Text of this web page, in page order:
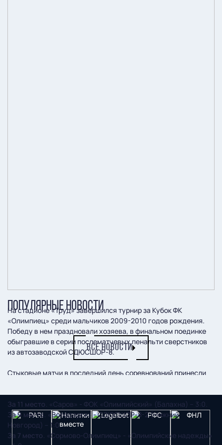
На стадионе «Труд» завершился турнир за Кубок ФК
«Олимпиец» среди мальчиков 2009-2010 годов рождения.
Победу в нем праздновали хозяева, в финальном поединке
обыгравшие в серии послематчевых пенальти сверстников
из автозаводской СДЮСШОР-8.
Стыковые матчи в последний день соревнований принесли
За 11 место . «Саров» - ФОК «Олимпийский» (Балахна) – 3:0.
За 9 место . «Володарск» - СДЮСШОР-8-2 (Нижний
Новгород) – 1:0.
За 7 место . «Сормово-Олимпиец» - «Олимпийские надежды»
ПОПУЛЯРНЫЕ НОВОСТИ
ВСЕ НОВОСТИ